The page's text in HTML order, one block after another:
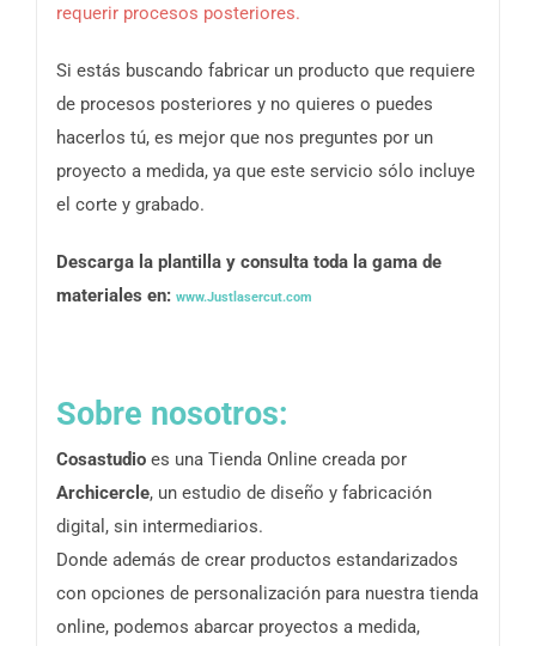
requerir procesos posteriores.
Si estás buscando fabricar un producto que requiere
de procesos posteriores y no quieres o puedes
hacerlos tú, es mejor que nos preguntes por un
proyecto a medida, ya que este servicio sólo incluye
el corte y grabado.
Descarga la plantilla y consulta toda la gama de
materiales en: www.Justlasercut.com
Sobre nosotros:
Cosastudioes una Tienda Online creada por
Archicercle, un estudio de diseño y fabricación
digital, sin intermediarios.
Donde además de crear productos estandarizados
con opciones de personalización para nuestra tienda
online, podemos abarcar proyectos a medida,